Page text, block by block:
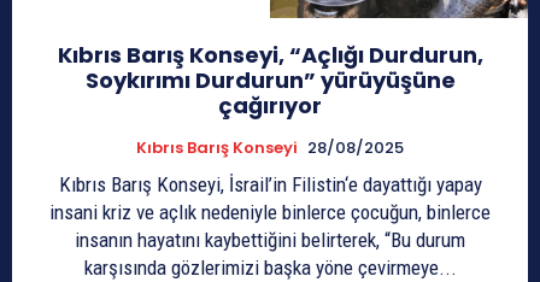
Kıbrıs Barış Konseyi, “Açlığı Durdurun,
Soykırımı Durdurun” yürüyüşüne
çağırıyor
Kıbrıs Barış Konseyi 28/08/2025
Kıbrıs Barış Konseyi, İsrail’in Filistin‘e dayattığı yapay
insani kriz ve açlık nedeniyle binlerce çocuğun, binlerce
insanın hayatını kaybettiğini belirterek, “Bu durum
karşısında gözlerimizi başka yöne çevirmeye...